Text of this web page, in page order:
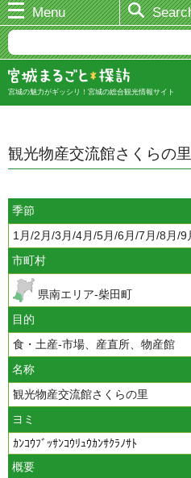
Menu
宮城の魅力がギッシリ！宮城の総合観光情報サイト
観光物産交流館さくらの里
季節
1月/2月/3月/4月/5月/6月/7月/8月/9
市町村
県南エリア-柴田町
目的
食・土産-市場、産直所、物産館
名称
観光物産交流館さくらの里
ヨミ
ｶﾝｺｳﾌﾞｯｻﾝｺｳﾘｭｳｶﾝｻｸﾗﾉｻﾄ
概要